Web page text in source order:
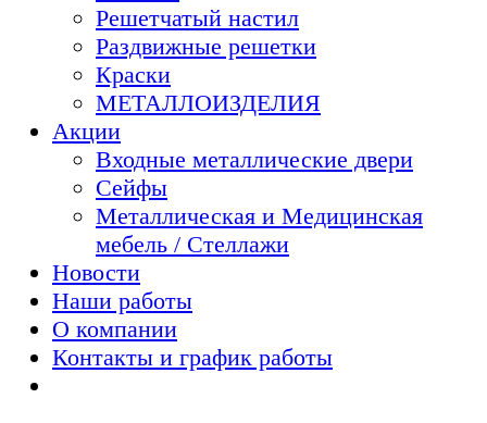
Решетчатый настил
Раздвижные решетки
Краски
МЕТАЛЛОИЗДЕЛИЯ
Акции
Входные металлические двери
Сейфы
Металлическая и Медицинская
мебель / Стеллажи
Новости
Наши работы
О компании
Контакты и график работы